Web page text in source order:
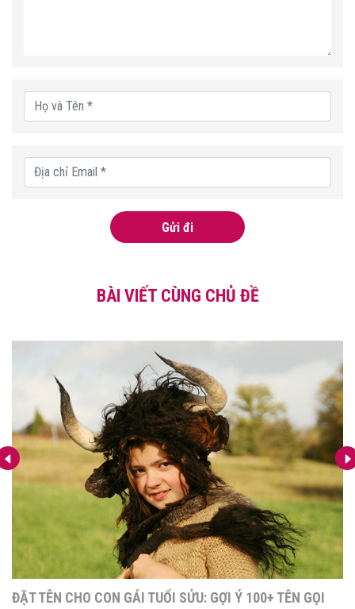
Gửi đi
BÀI VIẾT CÙNG CHỦ ĐỀ
ĐẶT TÊN CHO CON GÁI TUỔI SỬU: GỢI Ý 100+ TÊN GỌI